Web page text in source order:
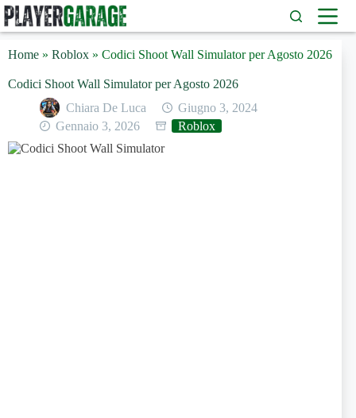
Salta
al
contenuto
Home » Roblox » Codici Shoot Wall Simulator per Agosto 2026
Codici Shoot Wall Simulator per Agosto 2026
Chiara De Luca
Giugno 3, 2024
Gennaio 3, 2026
Roblox